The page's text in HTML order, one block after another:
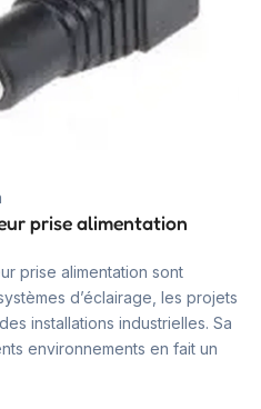
prise alimentation
prise alimentation sont
d’éclairage, les projets
installations industrielles. Sa
environnements en fait un